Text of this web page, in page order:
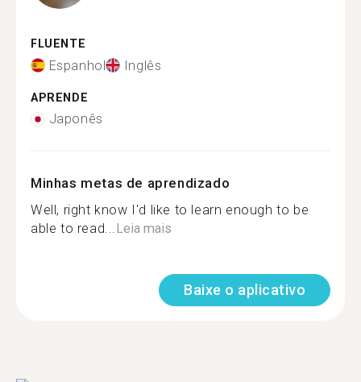
FLUENTE
Espanhol Inglês
APRENDE
Japonês
Minhas metas de aprendizado
Well, right know I'd like to learn enough to be
able to read...Leia mais
Baixe o aplicativo